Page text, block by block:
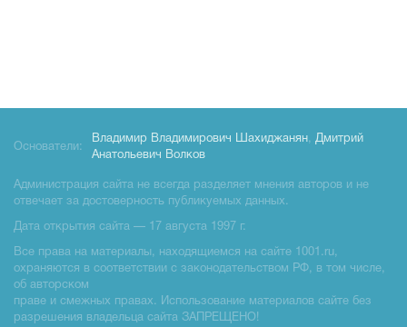
Основатели:
Владимир Владимирович Шахиджанян, Дмитрий
Анатольевич Волков
Администрация сайта не всегда разделяет мнения авторов и не
отвечает за достоверность публикуемых данных.
Дата открытия сайта — 17 августа 1997 г.
Все права на материалы, находящиемся на сайте 1001.ru,
охраняются в соответствии с законодательством РФ, в том числе,
об авторском
праве и смежных правах. Использование материалов сайте без
разрешения владельца сайта ЗАПРЕЩЕНО!